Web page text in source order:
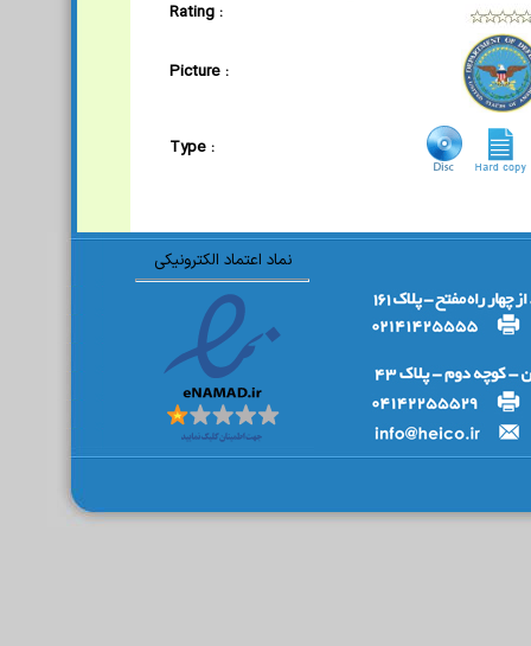
Rating :
Picture :
Type :
نماد اعتماد الکترونیکی